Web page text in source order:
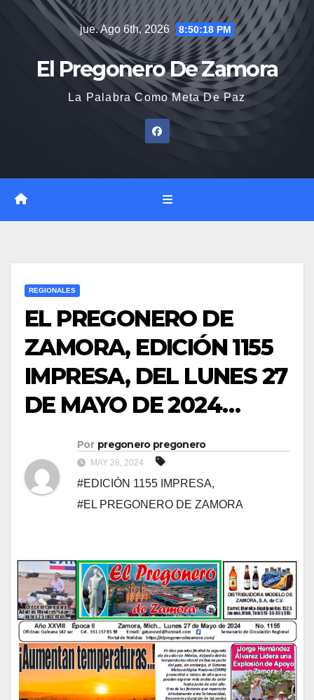
jue. Ago 6th, 2026 8:50:19 PM
El Pregonero De Zamora
La Palabra Como Meta De Paz
REGIONALES
EL PREGONERO DE
ZAMORA, EDICIÓN 1155
IMPRESA, DEL LUNES 27
DE MAYO DE 2024…
Por pregonero pregonero
MAY 28, 2024
#EDICIÓN 1155 IMPRESA,
#EL PREGONERO DE ZAMORA